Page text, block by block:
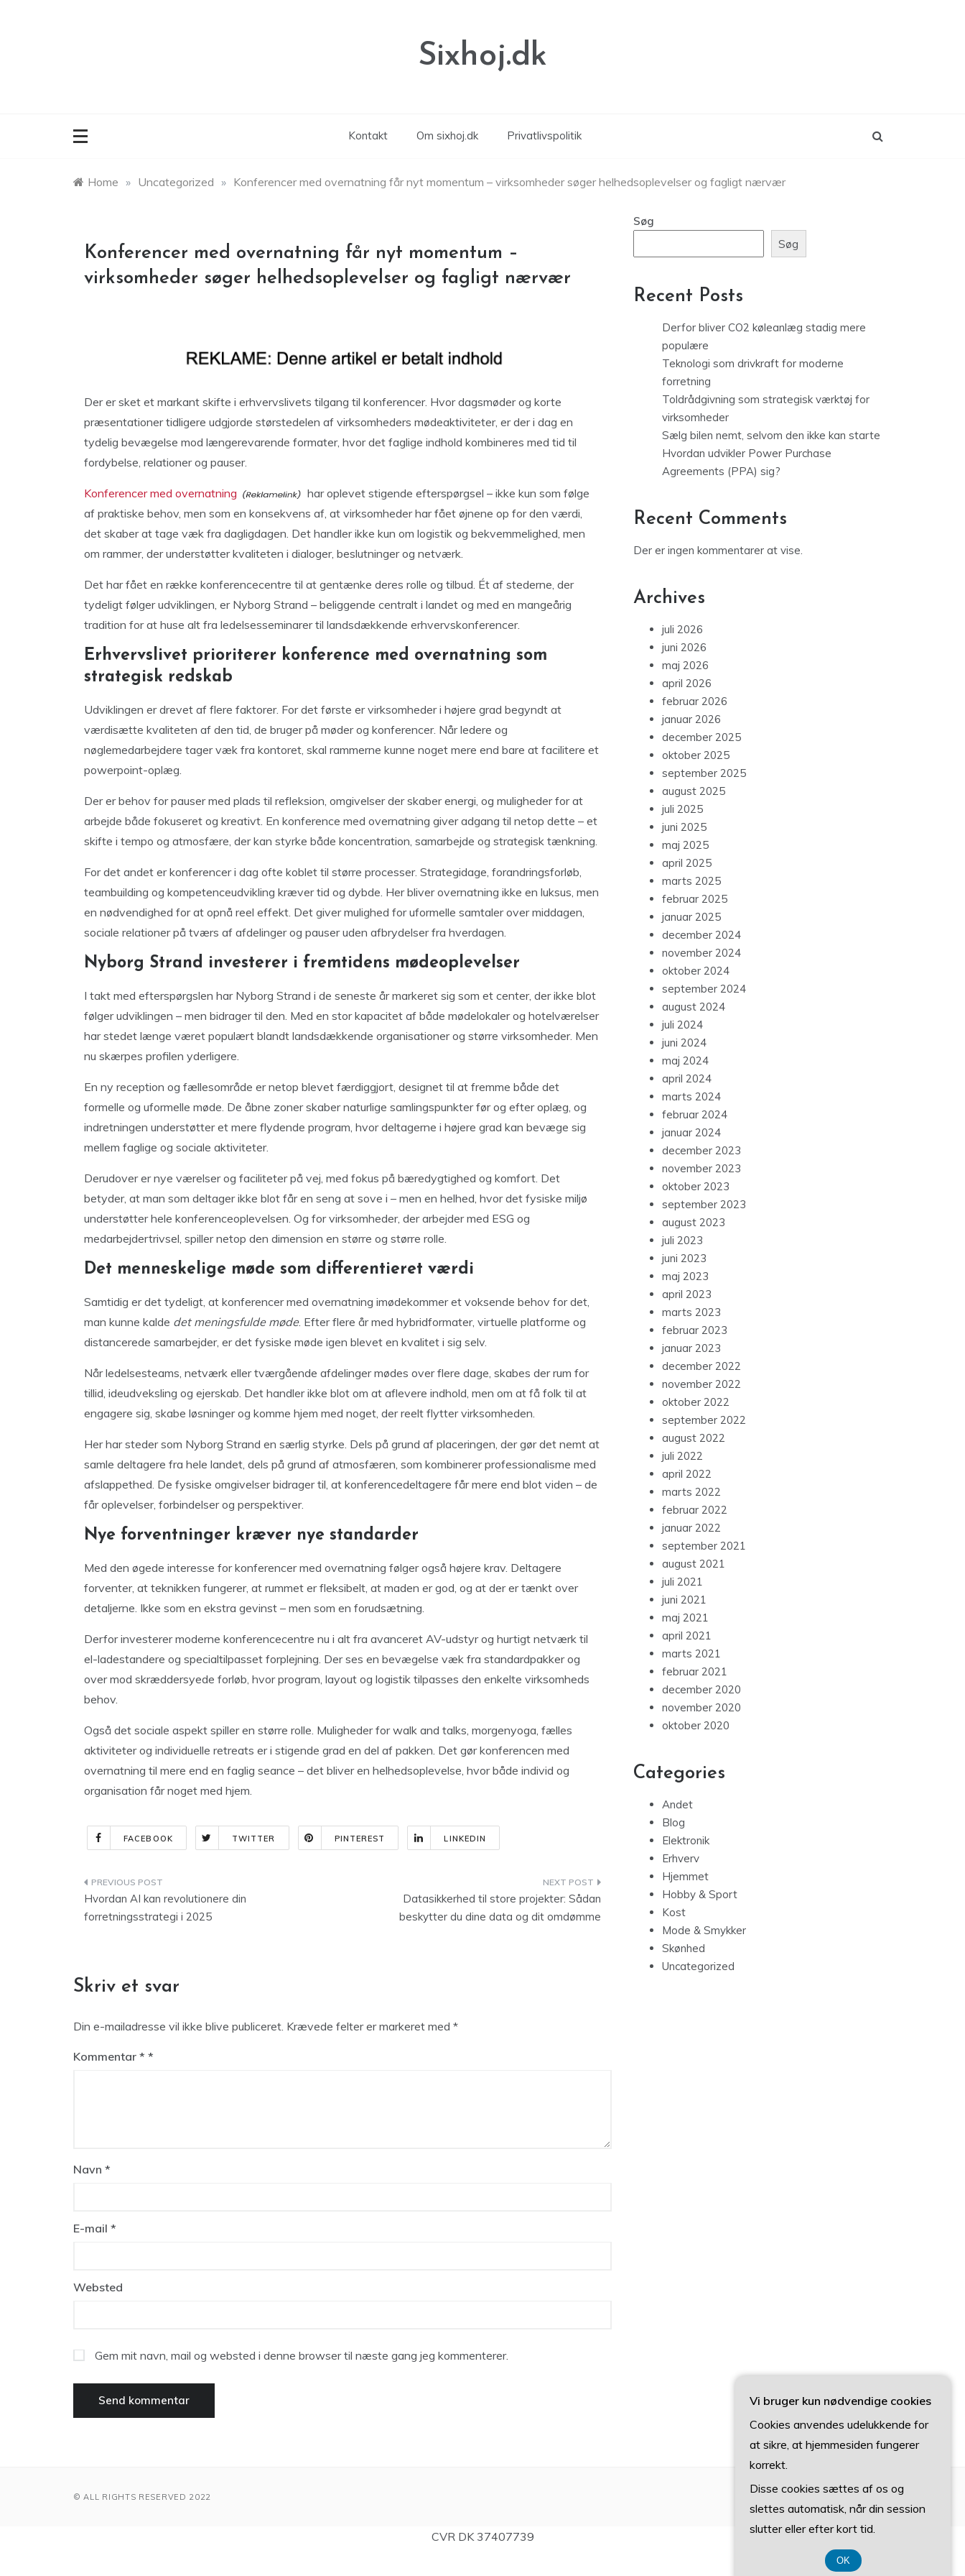
Sixhoj.dk
Kontakt Om sixhoj.dk Privatlivspolitik
Home » Uncategorized » Konferencer med overnatning får nyt momentum – virksomheder søger helhedsoplevelser og fagligt nærvær
Konferencer med overnatning får nyt momentum –
virksomheder søger helhedsoplevelser og fagligt nærvær
Der er sket et markant skifte i erhvervslivets tilgang til konferencer. Hvor dagsmøder og korte
præsentationer tidligere udgjorde størstedelen af virksomheders mødeaktiviteter, er der i dag en
tydelig bevægelse mod længerevarende formater, hvor det faglige indhold kombineres med tid til
fordybelse, relationer og pauser.
Konferencer med overnatning
har oplevet stigende efterspørgsel – ikke kun som følge
af praktiske behov, men som en konsekvens af, at virksomheder har fået øjnene op for den værdi,
det skaber at tage væk fra dagligdagen. Det handler ikke kun om logistik og bekvemmelighed, men
om rammer, der understøtter kvaliteten i dialoger, beslutninger og netværk.
Det har fået en række konferencecentre til at gentænke deres rolle og tilbud. Ét af stederne, der
tydeligt følger udviklingen, er Nyborg Strand – beliggende centralt i landet og med en mangeårig
tradition for at huse alt fra ledelsesseminarer til landsdækkende erhvervskonferencer.
Erhvervslivet prioriterer konference med overnatning som
strategisk redskab
Udviklingen er drevet af flere faktorer. For det første er virksomheder i højere grad begyndt at
værdisætte kvaliteten af den tid, de bruger på møder og konferencer. Når ledere og
nøglemedarbejdere tager væk fra kontoret, skal rammerne kunne noget mere end bare at facilitere et
powerpoint-oplæg.
Der er behov for pauser med plads til refleksion, omgivelser der skaber energi, og muligheder for at
arbejde både fokuseret og kreativt. En konference med overnatning giver adgang til netop dette – et
skifte i tempo og atmosfære, der kan styrke både koncentration, samarbejde og strategisk tænkning.
For det andet er konferencer i dag ofte koblet til større processer. Strategidage, forandringsforløb,
teambuilding og kompetenceudvikling kræver tid og dybde. Her bliver overnatning ikke en luksus, men
en nødvendighed for at opnå reel effekt. Det giver mulighed for uformelle samtaler over middagen,
sociale relationer på tværs af afdelinger og pauser uden afbrydelser fra hverdagen.
Nyborg Strand investerer i fremtidens mødeoplevelser
I takt med efterspørgslen har Nyborg Strand i de seneste år markeret sig som et center, der ikke blot
følger udviklingen – men bidrager til den. Med en stor kapacitet af både mødelokaler og hotelværelser
har stedet længe været populært blandt landsdækkende organisationer og større virksomheder. Men
nu skærpes profilen yderligere.
En ny reception og fællesområde er netop blevet færdiggjort, designet til at fremme både det
formelle og uformelle møde. De åbne zoner skaber naturlige samlingspunkter før og efter oplæg, og
indretningen understøtter et mere flydende program, hvor deltagerne i højere grad kan bevæge sig
mellem faglige og sociale aktiviteter.
Derudover er nye værelser og faciliteter på vej, med fokus på bæredygtighed og komfort. Det
betyder, at man som deltager ikke blot får en seng at sove i – men en helhed, hvor det fysiske miljø
understøtter hele konferenceoplevelsen. Og for virksomheder, der arbejder med ESG og
medarbejdertrivsel, spiller netop den dimension en større og større rolle.
Det menneskelige møde som differentieret værdi
Samtidig er det tydeligt, at konferencer med overnatning imødekommer et voksende behov for det,
man kunne kalde det meningsfulde møde. Efter flere år med hybridformater, virtuelle platforme og
distancerede samarbejder, er det fysiske møde igen blevet en kvalitet i sig selv.
Når ledelsesteams, netværk eller tværgående afdelinger mødes over flere dage, skabes der rum for
tillid, ideudveksling og ejerskab. Det handler ikke blot om at aflevere indhold, men om at få folk til at
engagere sig, skabe løsninger og komme hjem med noget, der reelt flytter virksomheden.
Her har steder som Nyborg Strand en særlig styrke. Dels på grund af placeringen, der gør det nemt at
samle deltagere fra hele landet, dels på grund af atmosfæren, som kombinerer professionalisme med
afslappethed. De fysiske omgivelser bidrager til, at konferencedeltagere får mere end blot viden – de
får oplevelser, forbindelser og perspektiver.
Nye forventninger kræver nye standarder
Med den øgede interesse for konferencer med overnatning følger også højere krav. Deltagere
forventer, at teknikken fungerer, at rummet er fleksibelt, at maden er god, og at der er tænkt over
detaljerne. Ikke som en ekstra gevinst – men som en forudsætning.
Derfor investerer moderne konferencecentre nu i alt fra avanceret AV-udstyr og hurtigt netværk til
el-ladestandere og specialtilpasset forplejning. Der ses en bevægelse væk fra standardpakker og
over mod skræddersyede forløb, hvor program, layout og logistik tilpasses den enkelte virksomheds
behov.
Også det sociale aspekt spiller en større rolle. Muligheder for walk and talks, morgenyoga, fælles
aktiviteter og individuelle retreats er i stigende grad en del af pakken. Det gør konferencen med
overnatning til mere end en faglig seance – det bliver en helhedsoplevelse, hvor både individ og
organisation får noget med hjem.
FACEBOOK TWITTER PINTEREST LINKEDIN
Indlægsnavigation
Hvordan AI kan revolutionere din
forretningsstrategi i 2025
Datasikkerhed til store projekter: Sådan
beskytter du dine data og dit omdømme
Skriv et svar
Din e-mailadresse vil ikke blive publiceret. Krævede felter er markeret med *
Kommentar *
Navn *
E-mail *
Websted
Gem mit navn, mail og websted i denne browser til næste gang jeg kommenterer.
Søg
Søg
Recent Posts
Derfor bliver CO2 køleanlæg stadig mere
populære
Teknologi som drivkraft for moderne
forretning
Toldrådgivning som strategisk værktøj for
virksomheder
Sælg bilen nemt, selvom den ikke kan starte
Hvordan udvikler Power Purchase
Agreements (PPA) sig?
Recent Comments
Der er ingen kommentarer at vise.
Archives
juli 2026
juni 2026
maj 2026
april 2026
februar 2026
januar 2026
december 2025
oktober 2025
september 2025
august 2025
juli 2025
juni 2025
maj 2025
april 2025
marts 2025
februar 2025
januar 2025
december 2024
november 2024
oktober 2024
september 2024
august 2024
juli 2024
juni 2024
maj 2024
april 2024
marts 2024
februar 2024
januar 2024
december 2023
november 2023
oktober 2023
september 2023
august 2023
juli 2023
juni 2023
maj 2023
april 2023
marts 2023
februar 2023
januar 2023
december 2022
november 2022
oktober 2022
september 2022
august 2022
juli 2022
april 2022
marts 2022
februar 2022
januar 2022
september 2021
august 2021
juli 2021
juni 2021
maj 2021
april 2021
marts 2021
februar 2021
december 2020
november 2020
oktober 2020
Categories
Andet
Blog
Elektronik
Erhverv
Hjemmet
Hobby & Sport
Kost
Mode & Smykker
Skønhed
Uncategorized
© ALL RIGHTS RESERVED 2022
CVR DK 37407739
Vi bruger kun nødvendige cookies
Cookies anvendes udelukkende for
at sikre, at hjemmesiden fungerer
korrekt.
Disse cookies sættes af os og
slettes automatisk, når din session
slutter eller efter kort tid.
OK